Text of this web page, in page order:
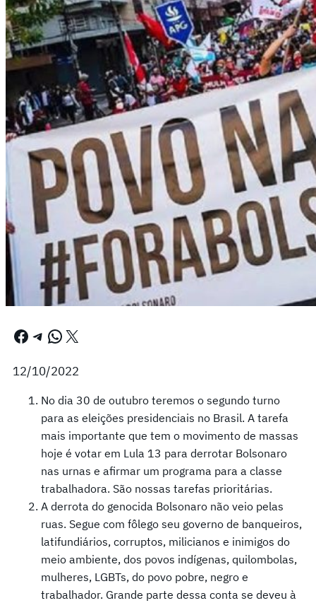
Facebook Telegram WhatsApp X
12/10/2022
No dia 30 de outubro teremos o segundo turno
para as eleições presidenciais no Brasil. A tarefa
mais importante que tem o movimento de massas
hoje é votar em Lula 13 para derrotar Bolsonaro
nas urnas e afirmar um programa para a classe
trabalhadora. São nossas tarefas prioritárias.
A derrota do genocida Bolsonaro não veio pelas
ruas. Segue com fôlego seu governo de banqueiros,
latifundiários, corruptos, milicianos e inimigos do
meio ambiente, dos povos indígenas, quilombolas,
mulheres, LGBTs, do povo pobre, negro e
trabalhador. Grande parte dessa conta se deveu à